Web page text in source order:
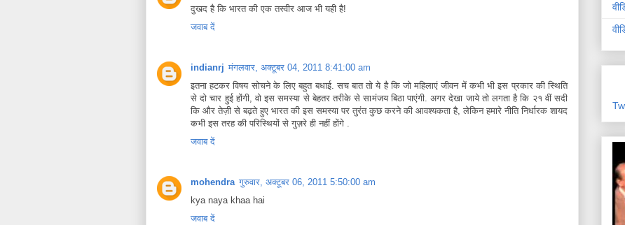
दुखद है कि भारत की एक तस्वीर आज भी यही है!
जवाब दें
indianrj मंगलवार, अक्टूबर 04, 2011 8:41:00 am
इतना हटकर विषय सोचने के लिए बहुत बधाई. सच बात तो ये है कि जो महिलाएं जीवन में कभी भी इस प्रकार की स्थिति
से दो चार हुई होंगी, वो इस समस्या से बेहतर तरीके से सामंजय बिठा पाएंगी. अगर देखा जाये तो लगता है कि २१ वीं सदी
कि और तेज़ी से बढ़ते हुए भारत की इस समस्या पर तुरंत कुछ करने की आवश्यकता है, लेकिन हमारे नीति निर्धारक शायद
कभी इस तरह की परिस्थियों से गुज़रे ही नहीं होंगे .
जवाब दें
mohendra गुरुवार, अक्टूबर 06, 2011 5:50:00 am
kya naya khaa hai
जवाब दें